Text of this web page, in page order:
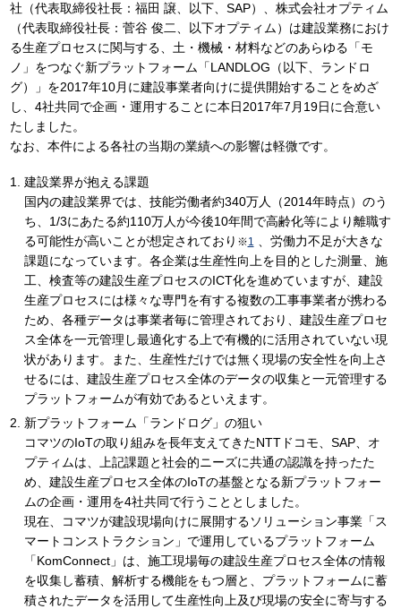
社（代表取締役社長：福田 譲、以下、SAP）、株式会社オプティム
（代表取締役社長：菅谷 俊二、以下オプティム）は建設業務におけ
る生産プロセスに関与する、土・機械・材料などのあらゆる「モ
ノ」をつなぐ新プラットフォーム「LANDLOG（以下、ランドロ
グ）」を2017年10月に建設事業者向けに提供開始することをめざ
し、4社共同で企画・運用することに本日2017年7月19日に合意い
たしました。
なお、本件による各社の当期の業績への影響は軽微です。
建設業界が抱える課題
国内の建設業界では、技能労働者約340万人（2014年時点）のう
ち、1/3にあたる約110万人が今後10年間で高齢化等により離職す
る可能性が高いことが想定されており ※1
、労働力不足が大きな
課題になっています。各企業は生産性向上を目的とした測量、施
工、検査等の建設生産プロセスのICT化を進めていますが、建設
生産プロセスには様々な専門を有する複数の工事事業者が携わる
ため、各種データは事業者毎に管理されており、建設生産プロセ
ス全体を一元管理し最適化する上で有機的に活用されていない現
状があります。また、生産性だけでは無く現場の安全性を向上さ
せるには、建設生産プロセス全体のデータの収集と一元管理する
プラットフォームが有効であるといえます。
新プラットフォーム「ランドログ」の狙い
コマツのIoTの取り組みを長年支えてきたNTTドコモ、SAP、オ
プティムは、上記課題と社会的ニーズに共通の認識を持ったた
め、建設生産プロセス全体のIoTの基盤となる新プラットフォー
ムの企画・運用を4社共同で行うこととしました。
現在、コマツが建設現場向けに展開するソリューション事業「ス
マートコンストラクション」で運用しているプラットフォーム
「KomConnect」は、施工現場毎の建設生産プロセス全体の情報
を収集し蓄積、解析する機能をもつ層と、プラットフォームに蓄
積されたデータを活用して生産性向上及び現場の安全に寄与する